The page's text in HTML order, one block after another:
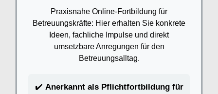
Praxisnahe Online-Fortbildung für
Betreuungskräfte: Hier erhalten Sie konkrete
Ideen, fachliche Impulse und direkt
umsetzbare Anregungen für den
Betreuungsalltag.
✔️ Anerkannt als Pflichtfortbildung für